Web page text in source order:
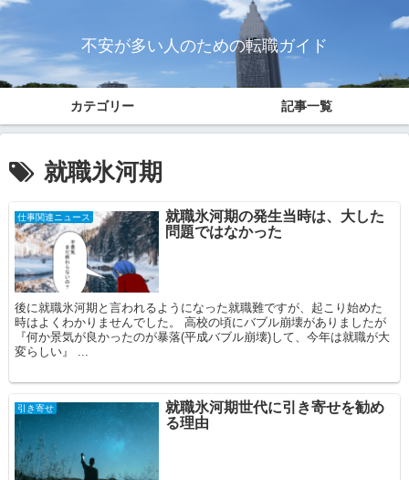
不安が多い人のための転職ガイド
カテゴリー 記事一覧
就職氷河期
仕事関連ニュース
就職氷河期の発生当時は、大した
問題ではなかった
後に就職氷河期と言われるようになった就職難ですが、起こり始めた
時はよくわかりませんでした。 高校の頃にバブル崩壊がありましたが
『何か景気が良かったのが暴落(平成バブル崩壊)して、今年は就職が大
変らしい』 ...
引き寄せ
就職氷河期世代に引き寄せを勧め
る理由